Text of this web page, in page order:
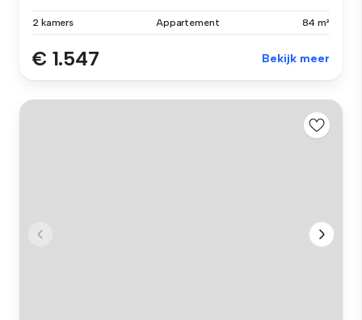
2 kamers Appartement 84 m²
€ 1.547 Bekijk meer